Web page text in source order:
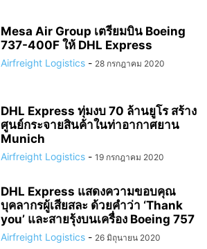
Mesa Air Group เตรียมบิน Boeing
737-400F ให้ DHL Express
Airfreight Logistics - 28 กรกฎาคม 2020
DHL Express ทุ่มงบ 70 ล้านยูโร สร้าง
ศูนย์กระจายสินค้าในท่าอากาศยาน
Munich
Airfreight Logistics - 19 กรกฎาคม 2020
DHL Express แสดงความขอบคุณ
บุคลากรผู้เสียสละ ด้วยคำว่า ‘Thank
you’ และสายรุ้งบนเครื่อง Boeing 757
Airfreight Logistics - 26 มิถุนายน 2020